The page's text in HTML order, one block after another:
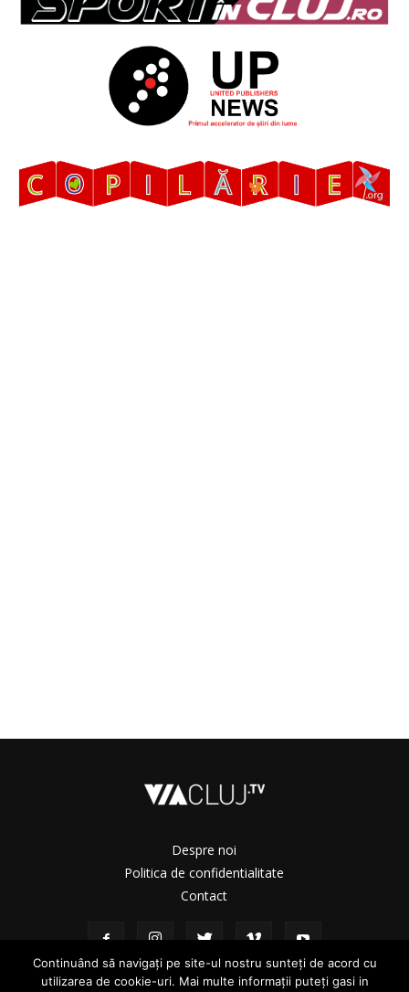
Despre noi
Politica de confidentialitate
Contact
Continuând să navigați pe site-ul nostru sunteți de acord cu
utilizarea de cookie-uri. Mai multe informații puteți gasi in